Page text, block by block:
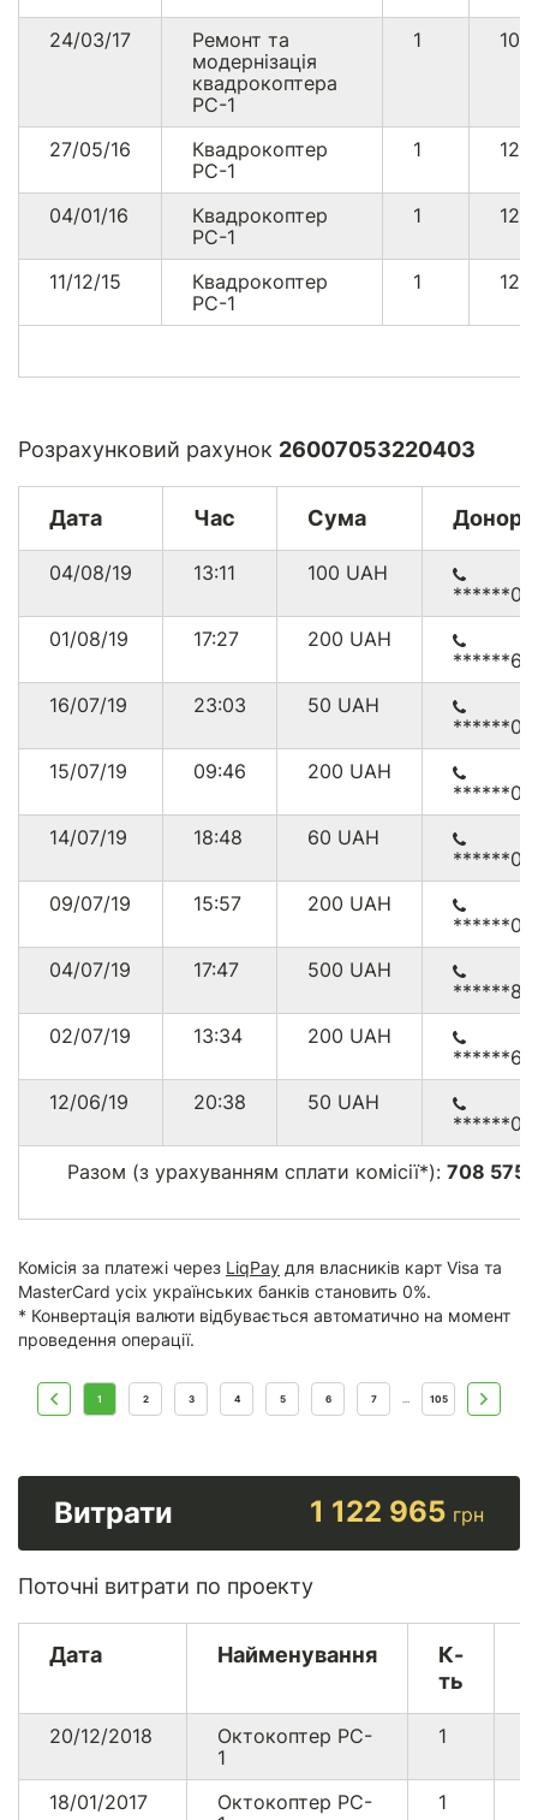
24/03/17
Ремонт та
модернізація
квадрокоптера
PC-1
1
27/05/16
Квадрокоптер
PC-1
1
04/01/16
Квадрокоптер
PC-1
1
11/12/15
Квадрокоптер
PC-1
1
Розрахунковий рахунок 26007053220403
Дата Час Сума Донор
04/08/19 13:11 100 UAH
01/08/19
17:27 200 UAH
16/07/19
23:03 50 UAH
15/07/19
09:46 200 UAH
14/07/19
18:48 60 UAH
09/07/19
15:57 200 UAH
04/07/19
17:47 500 UAH
02/07/19
13:34 200 UAH
12/06/19
20:38 50 UAH
Разом (з урахуванням сплати комісії*): 708
Комісія за платежі через LiqPay для власників карт Visa та
MasterCard усіх українських банків становить 0%.
* Конвертація валюти відбувається автоматично на момент
проведення операції.
1 2 3 4 5 6 7 ... 105
Витрати 1 122 965 грн
Поточні витрати по проекту
Дата Найменування
К-
ть
20/12/2018
Октокоптер PC-
1
1
18/01/2017
Октокоптер PC-
1